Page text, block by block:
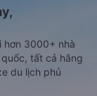
hơn 3000+ nhà
tất cả hãng
du lịch phủ